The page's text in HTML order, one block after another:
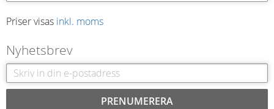
Priser visas inkl. moms
Nyhetsbrev
PRENUMERERA